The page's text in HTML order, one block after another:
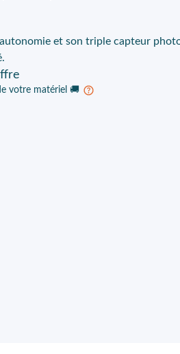
et son triple capteur
votre matériel 🚚